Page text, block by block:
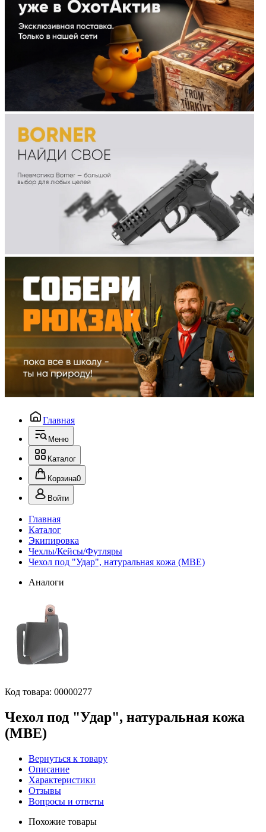
Главная
Меню
Каталог
Корзина0
Войти
Главная
Каталог
Экипировка
Чехлы/Кейсы/Футляры
Чехол под "Удар", натуральная кожа (МВЕ)
Аналоги
Код товара: 00000277
Чехол под "Удар", натуральная кожа
(МВЕ)
Вернуться к товару
Описание
Характеристики
Отзывы
Вопросы и ответы
Похожие товары